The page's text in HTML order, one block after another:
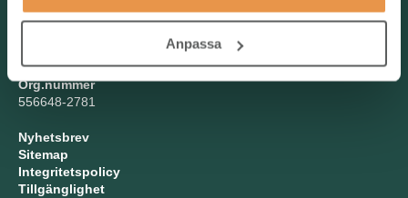
Anpassa
Kungsgatan 44, 111 35 Stockholm
Org.nummer
556648-2781
Nyhetsbrev
Sitemap
Integritetspolicy
Tillgänglighet